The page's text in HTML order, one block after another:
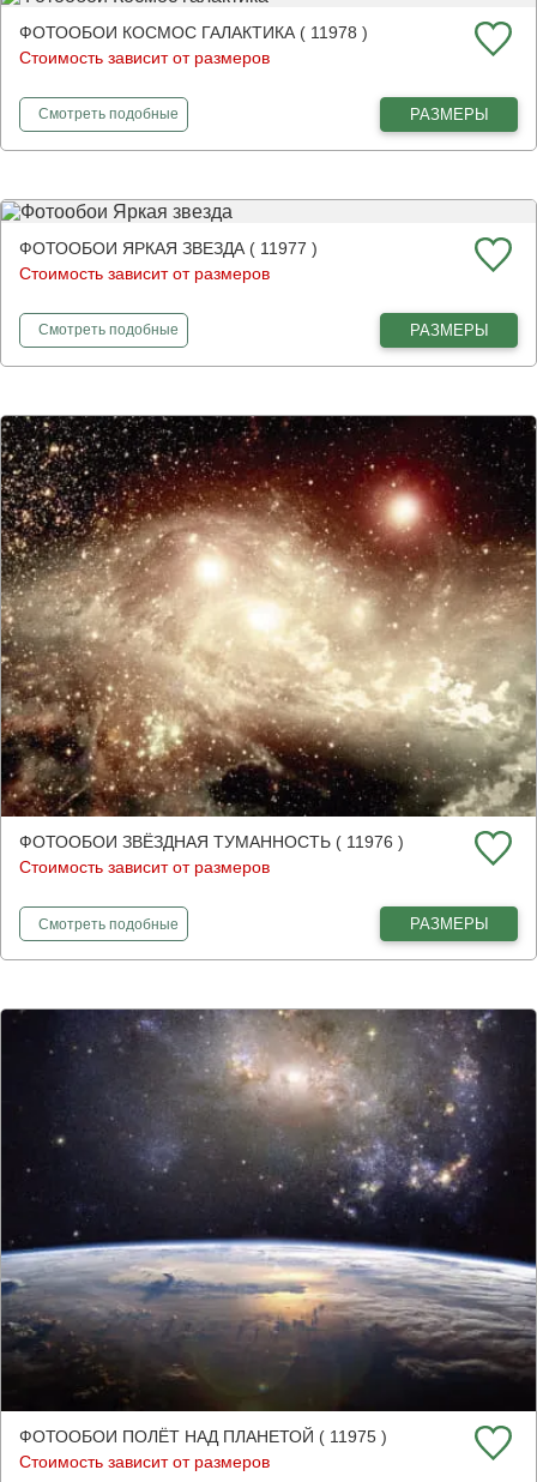
ФОТООБОИ КОСМОС ГАЛАКТИКА ( 11978 )
Стоимость зависит от размеров
Смотретьфотообои
подобные РАЗМЕРЫ
ФОТООБОИ ЯРКАЯ ЗВЕЗДА ( 11977 )
Стоимость зависит от размеров
Смотретьфотообои
подобные РАЗМЕРЫ
ФОТООБОИ ЗВЁЗДНАЯ ТУМАННОСТЬ ( 11976 )
Стоимость зависит от размеров
Смотретьфотообои
подобные РАЗМЕРЫ
ФОТООБОИ ПОЛЁТ НАД ПЛАНЕТОЙ ( 11975 )
Стоимость зависит от размеров